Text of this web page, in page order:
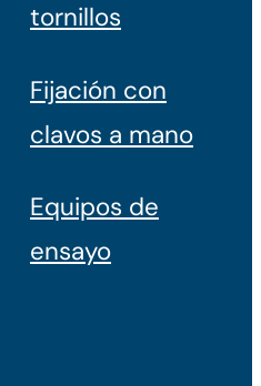
tornillos
Fijación con
clavos a mano
Equipos de
ensayo